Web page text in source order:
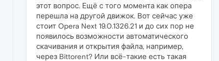
этот вопрос. Ещё с того момента как опера
перешла на другой движок. Вот сейчас уже
стоит Opera Next 19.0.1326.21 и до сих пор не
появилось возможности автоматического
скачивания и открытия файла, например,
через Bittorent? Или всё-такие есть такая